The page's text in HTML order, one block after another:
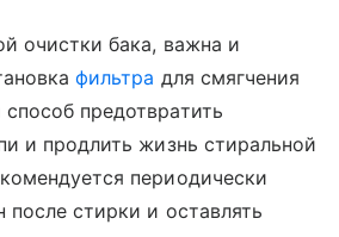
очистки бака, важна и
фильтра для смягчения
предотвратить
и продлить жизнь стиральной
периодически
после стирки и оставлять